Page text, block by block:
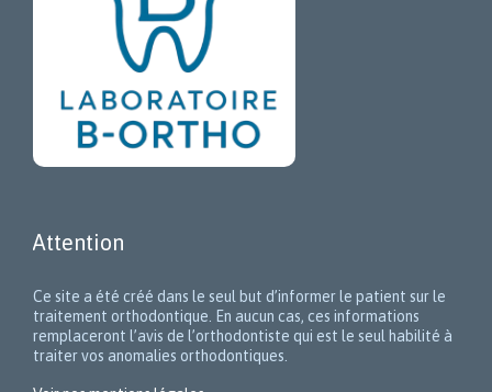
Attention
Ce site a été créé dans le seul but d’informer le patient sur le
traitement orthodontique. En aucun cas, ces informations
remplaceront l’avis de l’orthodontiste qui est le seul habilité à
traiter vos anomalies orthodontiques.